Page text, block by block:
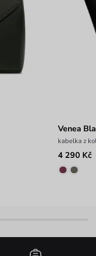
Venea
kabelka z
4 290 Kč